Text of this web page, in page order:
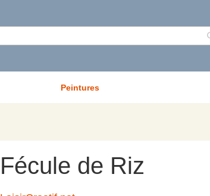
Peintures
Fécule de Riz